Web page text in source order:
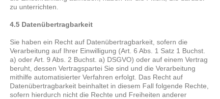
zu unterrichten.
4.5 Datenübertragbarkeit
Sie haben ein Recht auf Datenübertragbarkeit, sofern die
Verarbeitung auf Ihrer Einwilligung (Art. 6 Abs. 1 Satz 1 Buchst.
a) oder Art. 9 Abs. 2 Buchst. a) DSGVO) oder auf einem Vertrag
beruht, dessen Vertragspartei Sie sind und die Verarbeitung
mithilfe automatisierter Verfahren erfolgt. Das Recht auf
Datenübertragbarkeit beinhaltet in diesem Fall folgende Rechte,
sofern hierdurch nicht die Rechte und Freiheiten anderer